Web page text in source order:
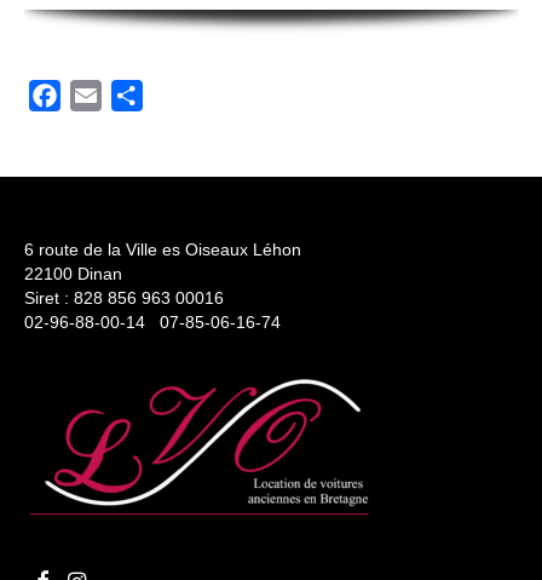
Facebook
Email
6 route de la Ville es Oiseaux Léhon
22100 Dinan
Siret : 828 856 963 00016
02-96-88-00-14 07-85-06-16-74